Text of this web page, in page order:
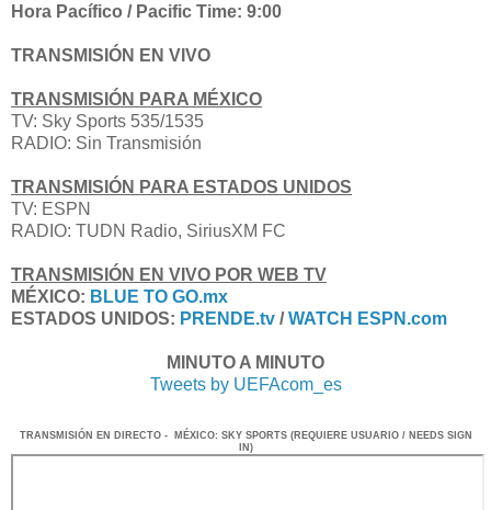
Hora Pacífico / Pacific Time: 9:00
TRANSMISIÓN EN VIVO
TRANSMISIÓN PARA MÉXICO
TV: Sky Sports 535/1535
RADIO: Sin Transmisión
TRANSMISIÓN PARA ESTADOS UNIDOS
TV: ESPN
RADIO: TUDN Radio, SiriusXM FC
TRANSMISIÓN EN VIVO POR WEB TV
MÉXICO: BLUE TO GO.mx
ESTADOS UNIDOS: PRENDE.tv /WATCH ESPN .com
MINUTO A MINUTO
Tweets by UEFAcom_es
TRANSMISIÓN EN DIRECTO - MÉXICO: SKY SPORTS (REQUIERE USUARIO / NEEDS SIGN
IN)